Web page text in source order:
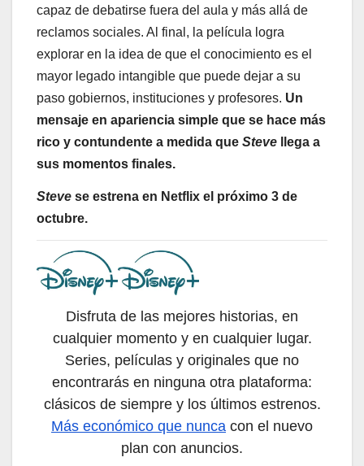
capaz de debatirse fuera del aula y más allá de
reclamos sociales. Al final, la película logra
explorar en la idea de que el conocimiento es el
mayor legado intangible que puede dejar a su
paso gobiernos, instituciones y profesores. Un
mensaje en apariencia simple que se hace más
rico y contundente a medida que Steve llega a
sus momentos finales.
Steve se estrena en Netflix el próximo 3 de
octubre.
Disfruta de las mejores historias, en
cualquier momento y en cualquier lugar.
Series, películas y originales que no
encontrarás en ninguna otra plataforma:
clásicos de siempre y los últimos estrenos.
Más económico que nunca con el nuevo
plan con anuncios.